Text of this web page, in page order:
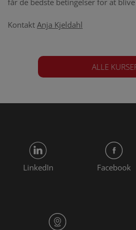
får de bedste betingelser for at
Kontakt Anja Kjeldahl
ALLE
LinkedIn Facebook